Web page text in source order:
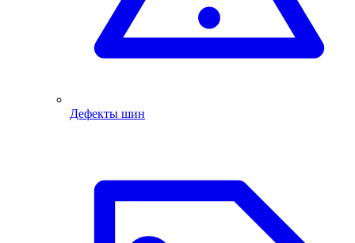
Дефекты шин